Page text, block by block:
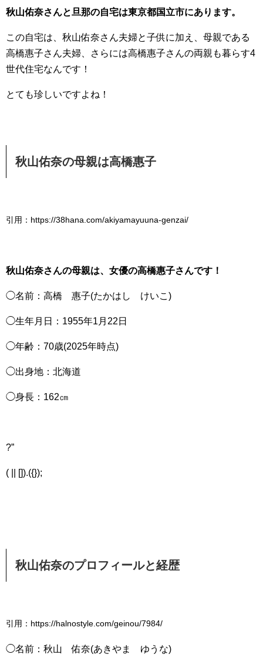
秋山佑奈さんと旦那の自宅は東京都国立市にあります。
この自宅は、秋山佑奈さん夫婦と子供に加え、母親である
高橋惠子さん夫婦、さらには高橋惠子さんの両親も暮らす4
世代住宅なんです！
とても珍しいですよね！
秋山佑奈の母親は高橋惠子
引用：https://38hana.com/akiyamayuuna-genzai/
秋山佑奈さんの母親は、女優の高橋惠子さんです！
◯名前：高橋 惠子(たかはし けいこ)
◯生年月日：1955年1月22日
◯年齢：70歳(2025年時点)
◯出身地：北海道
◯身長：162㎝
?”
( || []).({});
秋山佑奈のプロフィールと経歴
引用：https://halnostyle.com/geinou/7984/
◯名前：秋山 佑奈(あきやま ゆうな)